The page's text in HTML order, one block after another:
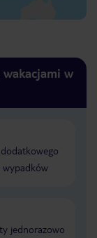
w
wypadków
jednorazowo